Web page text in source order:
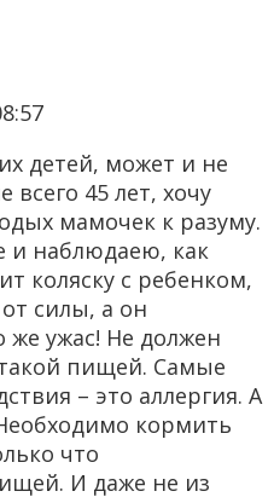
детей, может и не
45 лет, хочу
мамочек к разуму.
и наблюдаею, как
коляску с ребенком,
силы, а он
же ужас! Не должен
пищей. Самые
– это аллергия. А
кормить
что
И даже не из